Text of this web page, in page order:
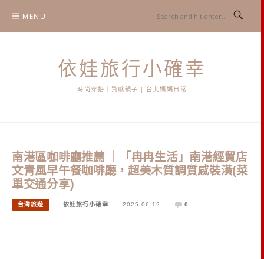
content
MENU
依娃旅行小確幸
時尚穿搭｜質感親子 | 台北媽媽日常
南港區咖啡廳推薦 ｜「冉冉生活」南港經貿店
文青風早午餐咖啡廳，超美木質調質感裝潢(菜
單交通分享)
台灣旅遊 依娃旅行小確幸 2025-06-12 0